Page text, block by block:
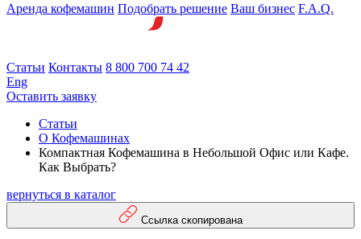
Аренда кофемашин Подобрать решение Ваш бизнес F.A.Q.
Статьи Контакты 8 800 700 74 42
Eng
Оставить заявку
Статьи
О Кофемашинах
Компактная Кофемашина в Небольшой Офис или Кафе.
Как Выбрать?
вернуться в каталог
Ссылка скопирована